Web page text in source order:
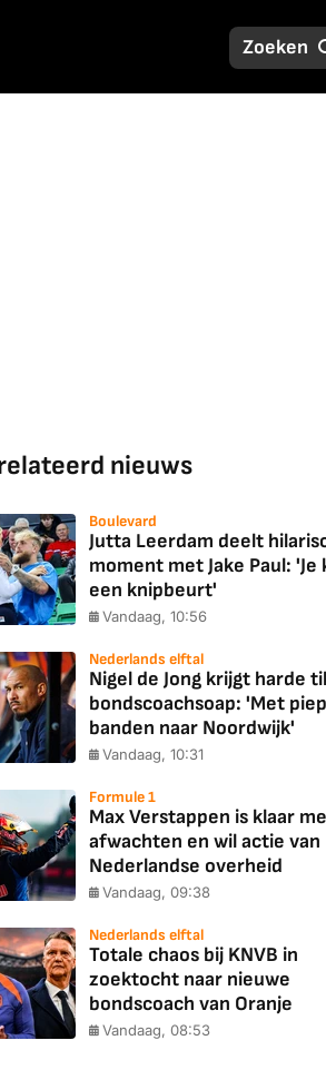
nieuws
Boulevard
Jutta Leerdam deelt
moment met Jake Paul: 'Je
een knipbeurt'
Vandaag, 10:56
Nederlands elftal
Nigel de Jong krijgt harde
bondscoachsoap: 'Met
banden naar Noordwijk'
Vandaag, 10:31
Formule 1
Max Verstappen is klaar
afwachten en wil actie van
Nederlandse overheid
Vandaag, 09:38
Nederlands elftal
Totale chaos bij KNVB in
zoektocht naar nieuwe
bondscoach van Oranje
Vandaag, 08:53